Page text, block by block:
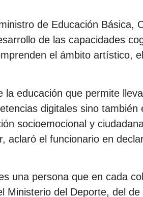
de Educación Básica,
de las capacidades
el ámbito artístico,
la educación que permite
digitales sino
socioemocional y
aclaró el funcionario en
una persona que en cada
Ministerio del Deporte, del